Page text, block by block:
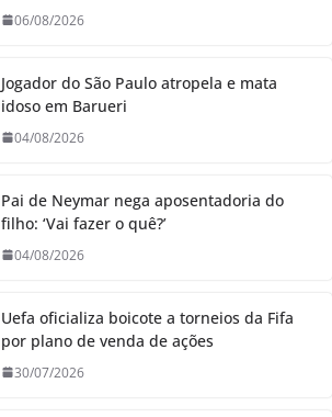
06/08/2026
Jogador do São Paulo atropela e mata
idoso em Barueri
04/08/2026
Pai de Neymar nega aposentadoria do
filho: ‘Vai fazer o quê?’
04/08/2026
Uefa oficializa boicote a torneios da Fifa
por plano de venda de ações
30/07/2026